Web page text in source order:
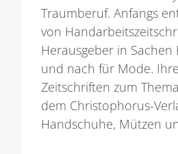
Traumberuf. Anfangs
von
Herausgeber in
und nach für Mode.
Zeitschriften zum
dem Christophorus-
Handschuhe, Mützen